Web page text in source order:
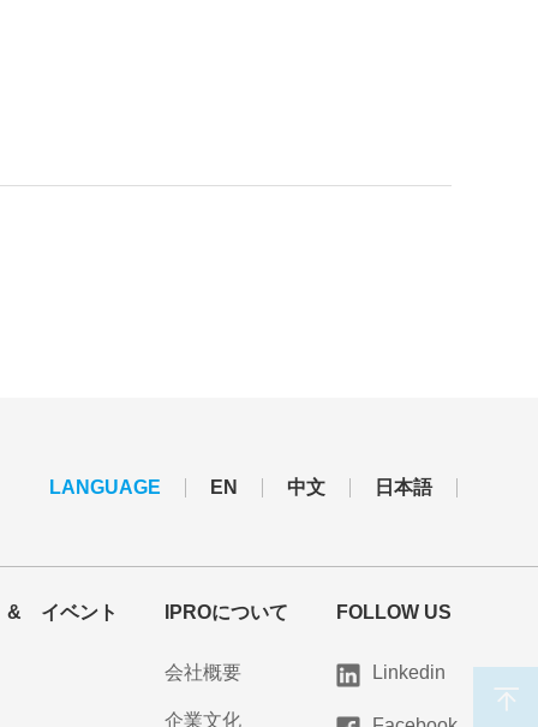
LANGUAGE EN 中文 日本語
& イベント IPROについて
会社概要
企業文化
FOLLOW US
Linkedin